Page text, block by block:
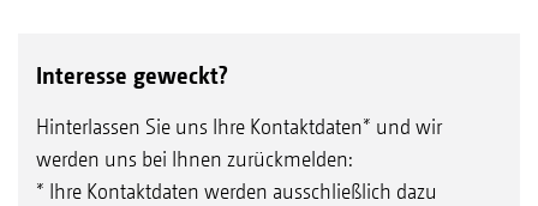
Interesse geweckt?
Hinterlassen Sie uns Ihre Kontaktdaten* und wir
werden uns bei Ihnen zurückmelden:
* Ihre Kontaktdaten werden ausschließlich dazu